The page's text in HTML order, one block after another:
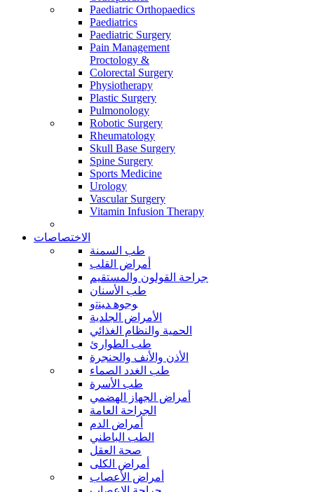
Paediatric Orthopaedics
Paediatrics
Paediatric Surgery
Pain Management
Proctology &
Colorectal Surgery
Physiotherapy
Plastic Surgery
Pulmonology
Robotic Surgery
Rheumatology
Skull Base Surgery
Spine Surgery
Sports Medicine
Urology
Vascular Surgery
Vitamin Infusion Therapy
الاختصاصات
طب السمنة
أمراض القلب
جراحة القولون والمستقيم
طب الأسنان
ﻮﺟﻮﻫ ﺪﻴﻨﺗﻭ
الأمراض الجلدية
الحمية والنظام الغذائي
طب الطوارئ
الأذن والأنف والحنجرة
طب الغدد الصماء
طب الأسرة
أمراض الجهاز الهضمي
الجراحة العامة
أمراض الدم
الطب الباطني
صحة العقل
أمراض الكلى
أمراض الأعصاب